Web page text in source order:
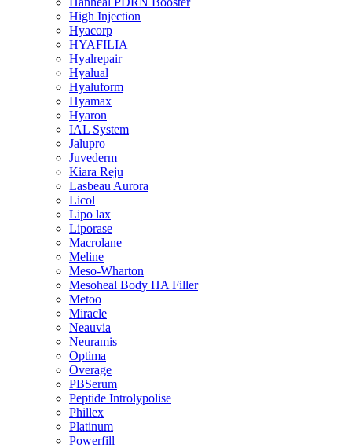
High Injection
Hyacorp
HYAFILIA
Hyalrepair
Hyalual
Hyaluform
Hyamax
Hyaron
IAL System
Jalupro
Juvederm
Kiara Reju
Lasbeau Aurora
Licol
Lipo lax
Liporase
Macrolane
Meline
Meso-Wharton
Mesoheal Body HA Filler
Metoo
Miracle
Neauvia
Neuramis
Optima
Overage
PBSerum
Peptide Introlypolise
Phillex
Platinum
Powerfill